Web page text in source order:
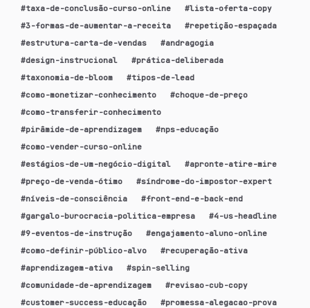
#taxa-de-conclusão-curso-online #lista-oferta-copy
#3-formas-de-aumentar-a-receita #repetição-espaçada
#estrutura-carta-de-vendas #andragogia
#design-instrucional #prática-deliberada
#taxonomia-de-bloom #tipos-de-lead
#como-monetizar-conhecimento #choque-de-preço
#como-transferir-conhecimento
#pirâmide-de-aprendizagem #nps-educação
#como-vender-curso-online
#estágios-de-um-negócio-digital #apronte-atire-mire
#preço-de-venda-ótimo #síndrome-do-impostor-expert
#níveis-de-consciência #front-end-e-back-end
#gargalo-burocracia-politica-empresa #4-us-headline
#9-eventos-de-instrução #engajamento-aluno-online
#como-definir-público-alvo #recuperação-ativa
#aprendizagem-ativa #spin-selling
#comunidade-de-aprendizagem #revisao-cub-copy
#customer-success-educação #promessa-alegacao-prova